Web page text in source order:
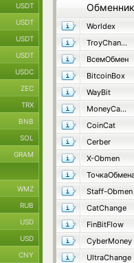
Обменник
Worldex
TroyChange
ВсемОбмен
BitcoinBox
WayBit
MoneyCame
CoinCat
Cerber
X-Obmen
Staff-Obmen
CatChange
FinBitFlow
CyberMoney
UltraChange
USDT
USDT
USDT
USDT
USDC
ZEC
TRX
BNB
SOL
GRAM
WMZ
RUB
USD
USD
CNY